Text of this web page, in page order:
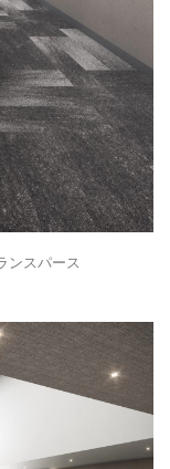
ンスパース